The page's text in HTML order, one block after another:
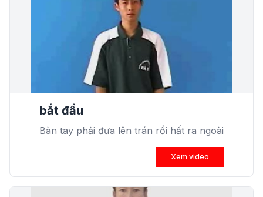
bắt đầu
Bàn tay phải đưa lên trán rồi hất ra ngoài
Xem video